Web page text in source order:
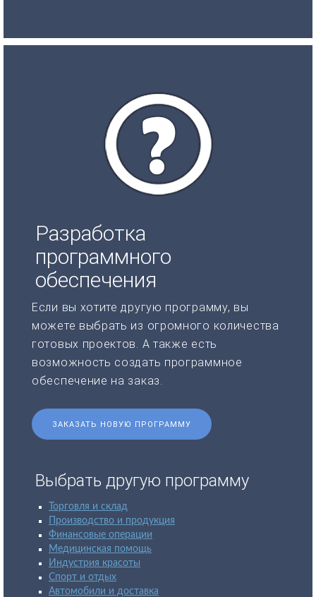
Разработка
программного
обеспечения
Если вы хотите другую программу, вы
можете выбрать из огромного количества
готовых проектов. А также есть
возможность создать программное
обеспечение на заказ.
ЗАКАЗАТЬ НОВУЮ ПРОГРАММУ
Выбрать другую программу
Торговля и склад
Производство и продукция
Финансовые операции
Медицинская помощь
Индустрия красоты
Спорт и отдых
Автомобили и доставка